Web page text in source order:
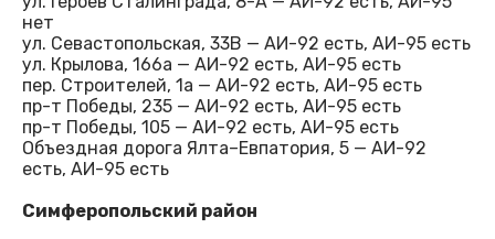
нет
ул. Севастопольская, 33В — АИ-92 есть, АИ-95 есть
ул. Крылова, 166а — АИ-92 есть, АИ-95 есть
пер. Строителей, 1а — АИ-92 есть, АИ-95 есть
пр-т Победы, 235 — АИ-92 есть, АИ-95 есть
пр-т Победы, 105 — АИ-92 есть, АИ-95 есть
Объездная дорога Ялта–Евпатория, 5 — АИ-92
есть, АИ-95 есть
Симферопольский район